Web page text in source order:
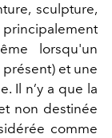
sculpture,
lorsqu'un
et une
Il n’y a que la
non destinée
comme